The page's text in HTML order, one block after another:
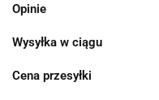
Opinie
Wysyłka w ciągu
Cena przesyłki